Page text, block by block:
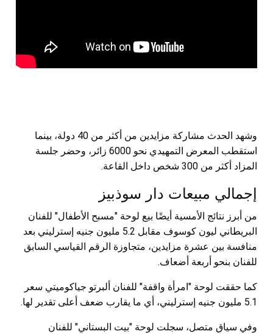
وشهد الحدث مشاركة مزايدين من أكثر من 40 دولة، بينما
استقطب المعرض التمهيدي نحو 6000 زائر، وحضر جلسة
المزاد أكثر من 300 شخص داخل القاعة.
إجمالي مبيعات دار سوذبيز
من أبرز نتائج الأمسية أيضًا بيع لوحة "مسبح الأطفال" للفنان
البريطاني ليون كوسوف مقابل 5.2 مليون جنيه إسترليني بعد
منافسة بين عشرة مزايدين، متجاوزة الرقم القياسي السابق
للفنان بنحو أربعة أضعاف.
كما حققت لوحة "امرأة واقفة" للفنان ألبرتو جياكوميتي سعر
5.1 مليون جنيه إسترليني، أي ما يقارب ضعف أعلى تقدير لها.
وفي سياق متصل، سجلت لوحة "بيت البستاني" للفنان